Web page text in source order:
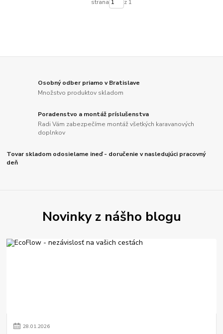
strana z 1
Osobný odber priamo v Bratislave
Množstvo produktov skladom
Poradenstvo a montáž príslušenstva
Radi Vám zabezpečíme montáž všetkých karavanových
doplnkov
Tovar skladom odosielame ineď - doručenie v nasledujúci pracovný
deň
Novinky z nášho blogu
28.01.2026